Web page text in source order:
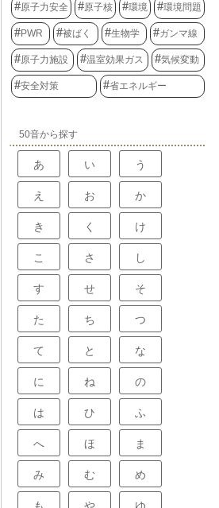
原子力安全 原子核 環境 環境問題
PWR 被ばく 生物学 ガンマ線
原子力施設 温室効果ガス 気候変動
安全対策 省エネルギー
50音から探す
あ い う
え お か
き く け
こ さ し
す せ そ
た ち つ
て と な
に ね の
は ひ ふ
へ ほ ま
み む め